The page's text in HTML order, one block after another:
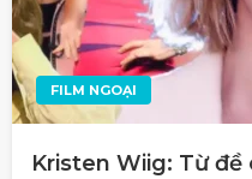
FILM NGOẠI
Kristen Wiig: Từ đề